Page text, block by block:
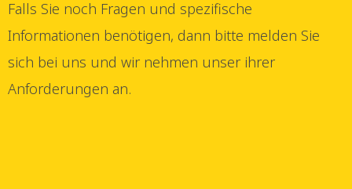
Falls Sie noch Fragen und spezifische
Informationen benötigen, dann bitte melden Sie
sich bei uns und wir nehmen unser ihrer
Anforderungen an.